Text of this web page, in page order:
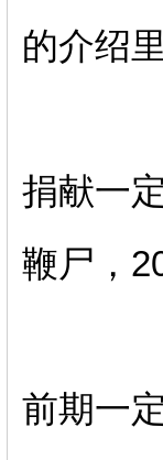
的介绍
捐献一
鞭尸，
前期一